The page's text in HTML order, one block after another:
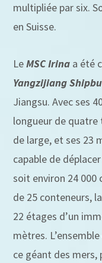
multipliée par six.
en Suisse.
LeMSC Irina a été
Yangzijiang
Jiangsu. Avec ses
longueur de
de large, et ses 23
capable de
soit environ 24 000
de 25 conteneurs,
22 étages d’un
mètres.
ce géant des